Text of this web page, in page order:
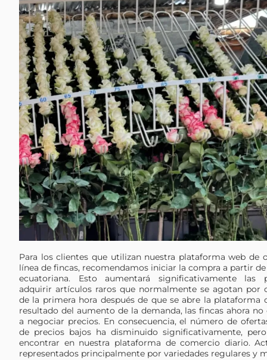
Para los clientes que utilizan nuestra plataforma web de
línea de fincas, recomendamos iniciar la compra a partir
ecuatoriana. Esto aumentará significativamente las
adquirir artículos raros que normalmente se agotan por
de la primera hora después de que se abre la plataforma
resultado del aumento de la demanda, las fincas ahora no
a negociar precios. En consecuencia, el número de
de precios bajos ha disminuido significativamente,
encontrar en nuestra plataforma de comercio diario.
representados principalmente por variedades regulares y